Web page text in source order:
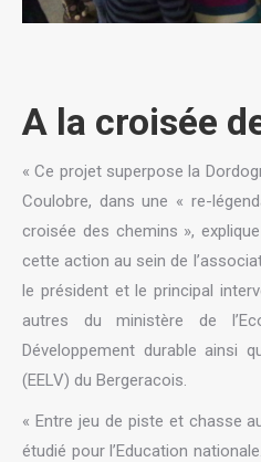
A la croisée
« Ce projet superpose la
Coulobre, dans une « re-
croisée des chemins »,
cette action au sein de
le président et le principal
autres du ministère de
Développement durable ainsi
(EELV) du Bergeracois.
« Entre jeu de piste et chasse
étudié pour l’Education